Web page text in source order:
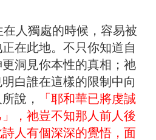
人獨處的時候，容易被
在此地。不只你知道自
洞見你本性的真相；祂
白誰在這樣的限制中向
說，
「耶和華已將虔誠
，祂豈不知那人前人後
人有個深深的覺悟，面